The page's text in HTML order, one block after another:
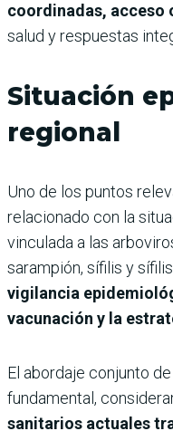
coordinadas, acceso
salud y respuestas
Situación
regional
Uno de los puntos
relacionado con la
vinculada a las
sarampión, sífilis y
vigilancia
vacunación y la
El abordaje conjunto
fundamental,
sanitarios actuales